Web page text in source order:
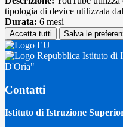
tipologia di device utilizzata
Durata: 6 mesi
Accetta tutti Salva le
Istituto di
D'Oria"
Contatti
Istituto di Istruzione